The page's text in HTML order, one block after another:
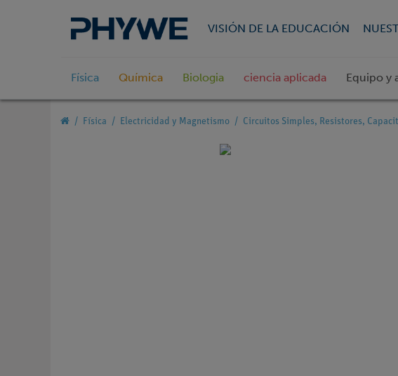
VISIÓN DE LA EDUCACIÓN
Física Química Biologia ciencia aplicada Equipo y
Física Electricidad y Magnetismo Circuitos Simples, Resistores,